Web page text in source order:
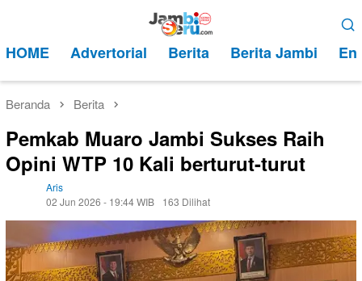
kontenMobile
HOME Advertorial Berita Berita Jambi
Beranda Berita
Pemkab Muaro Jambi Sukses Raih
Opini WTP 10 Kali berturut-turut
Aris
02 Jun 2026 - 19:44 WIB
163 Dilihat